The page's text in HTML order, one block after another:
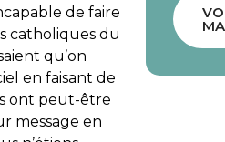
de faire
catholiques du
qu’on
en faisant de
ont peut-être
message en